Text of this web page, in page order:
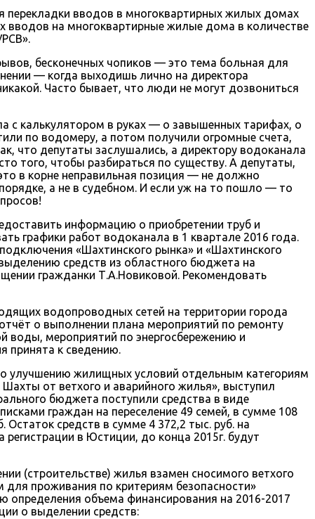
вводов в многоквартирных жилых домах
вводов на многоквартирные жилые дома в количестве
бесконечных чопиков — это тема больная для
— когда выходишь лично на директора
Часто бывает, что люди не могут дозвониться
с калькулятором в руках — о завышенных тарифах, о
по водомеру, а потом получили огромные счета,
что депутаты заслушались, а директору водоканала
того, чтобы разбираться по существу. А депутаты,
в корне неправильная позиция — не должно
а не в судебном. И если уж на то пошло — то
информацию о приобретении труб и
графики работ водоканала в 1 квартале 2016 года.
«Шахтинского рынка» и «Шахтинского
средств из областного бюджета на
гражданки Т.А.Новиковой. Рекомендовать
водопроводных сетей на территории города
о выполнении плана мероприятий по ремонту
воды, мероприятий по энергосбережению и
принята к сведению.
улучшению жилищных условий отдельным категориям
от ветхого и аварийного жилья», выступил
бюджета поступили средства в виде
граждан на переселение 49 семей, в сумме 108
Остаток средств в сумме 4 372,2 тыс. руб. на
в Юстиции, до конца 2015г. будут
(строительстве) жилья взамен сносимого ветхого
для проживания по критериям безопасности»
объема финансирования на 2016-2017
о выделении средств: